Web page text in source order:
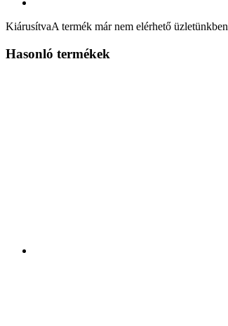
KiárusítvaA termék már nem elérhető üzletünkben
Hasonló termékek